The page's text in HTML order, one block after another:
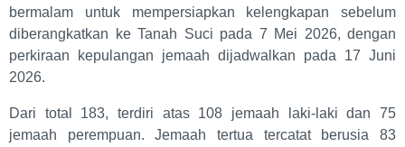
bermalam untuk mempersiapkan kelengkapan sebelum
diberangkatkan ke Tanah Suci pada 7 Mei 2026, dengan
perkiraan kepulangan jemaah dijadwalkan pada 17 Juni
2026.
Dari total 183, terdiri atas 108 jemaah laki-laki dan 75
jemaah perempuan. Jemaah tertua tercatat berusia 83